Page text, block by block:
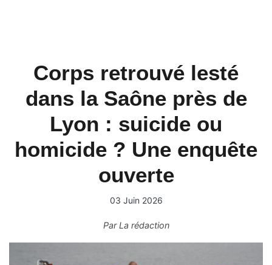
Corps retrouvé lesté
dans la Saône près de
Lyon : suicide ou
homicide ? Une enquête
ouverte
03 Juin 2026
ParLa rédaction